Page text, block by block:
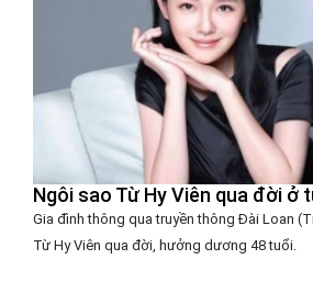
Ngôi sao Từ Hy Viên qua đời ở
Gia đình thông qua truyền thông Đài Loan
Từ Hy Viên qua đời, hưởng dương 48 tuổi.